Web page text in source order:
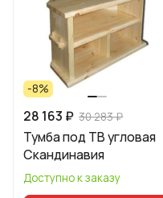
-8%
28 163 ₽ 30 283 ₽
Тумба под ТВ угловая
Скандинавия
Доступно к заказу